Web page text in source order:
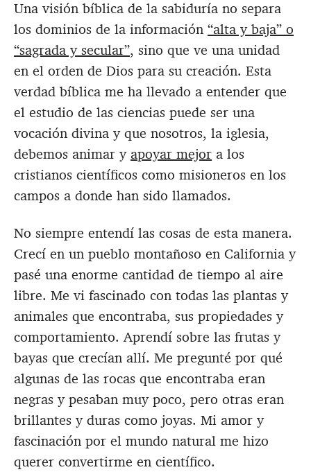
Una visión bíblica de la sabiduría no separa
los dominios de la información “alta y baja” o
“sagrada y secular”, sino que ve una unidad
en el orden de Dios para su creación. Esta
verdad bíblica me ha llevado a entender que
el estudio de las ciencias puede ser una
vocación divina y que nosotros, la iglesia,
debemos animar yapoyar mejor a los
cristianos científicos como misioneros en los
campos a donde han sido llamados.
No siempre entendí las cosas de esta manera.
Crecí en un pueblo montañoso en California y
pasé una enorme cantidad de tiempo al aire
libre. Me vi fascinado con todas las plantas y
animales que encontraba, sus propiedades y
comportamiento. Aprendí sobre las frutas y
bayas que crecían allí. Me pregunté por qué
algunas de las rocas que encontraba eran
negras y pesaban muy poco, pero otras eran
brillantes y duras como joyas. Mi amor y
fascinación por el mundo natural me hizo
querer convertirme en científico.